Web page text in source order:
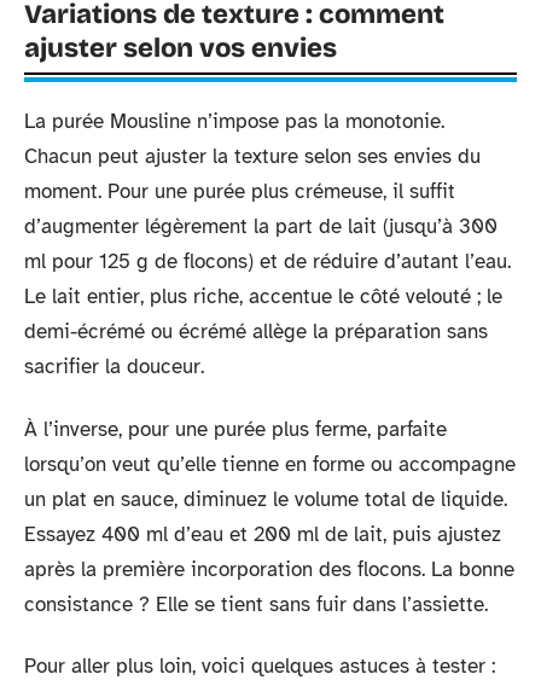
Variations de texture : comment
ajuster selon vos envies
La purée Mousline n’impose pas la monotonie.
Chacun peut ajuster la texture selon ses envies du
moment. Pour une purée plus crémeuse, il suffit
d’augmenter légèrement la part de lait (jusqu’à 300
ml pour 125 g de flocons) et de réduire d’autant l’eau.
Le lait entier, plus riche, accentue le côté velouté ; le
demi-écrémé ou écrémé allège la préparation sans
sacrifier la douceur.
À l’inverse, pour une purée plus ferme, parfaite
lorsqu’on veut qu’elle tienne en forme ou accompagne
un plat en sauce, diminuez le volume total de liquide.
Essayez 400 ml d’eau et 200 ml de lait, puis ajustez
après la première incorporation des flocons. La bonne
consistance ? Elle se tient sans fuir dans l’assiette.
Pour aller plus loin, voici quelques astuces à tester :